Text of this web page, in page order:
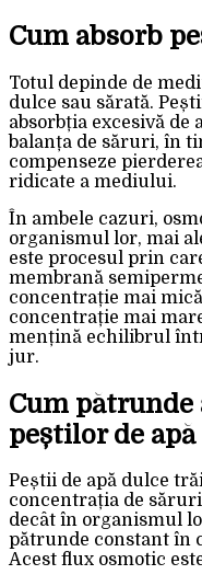
Cum absorb
Totul depinde de
dulce sau sărată.
absorbția excesivă de
balanța de săruri, în
compenseze
ridicate a mediului.
În ambele cazuri,
organismul lor, mai
este procesul prin
membrană
concentrație mai
concentrație mai
mențină echilibrul
jur.
Cum
peștilor de
Peștii de apă dulce
concentrația de
decât în organismul
pătrunde constant în
Acest flux osmotic